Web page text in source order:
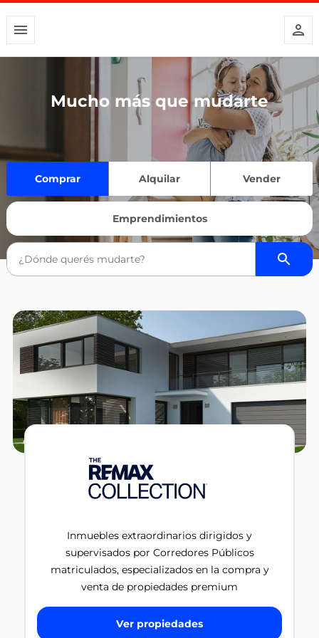
Mucho más que mudarte
Comprar Alquilar Vender
Emprendimientos
Inmuebles extraordinarios dirigidos y
supervisados por Corredores Públicos
matriculados, especializados en la compra y
venta de propiedades premium
Ver propiedades